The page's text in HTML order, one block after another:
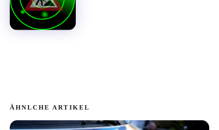
ÄHNLCHE ARTIKEL